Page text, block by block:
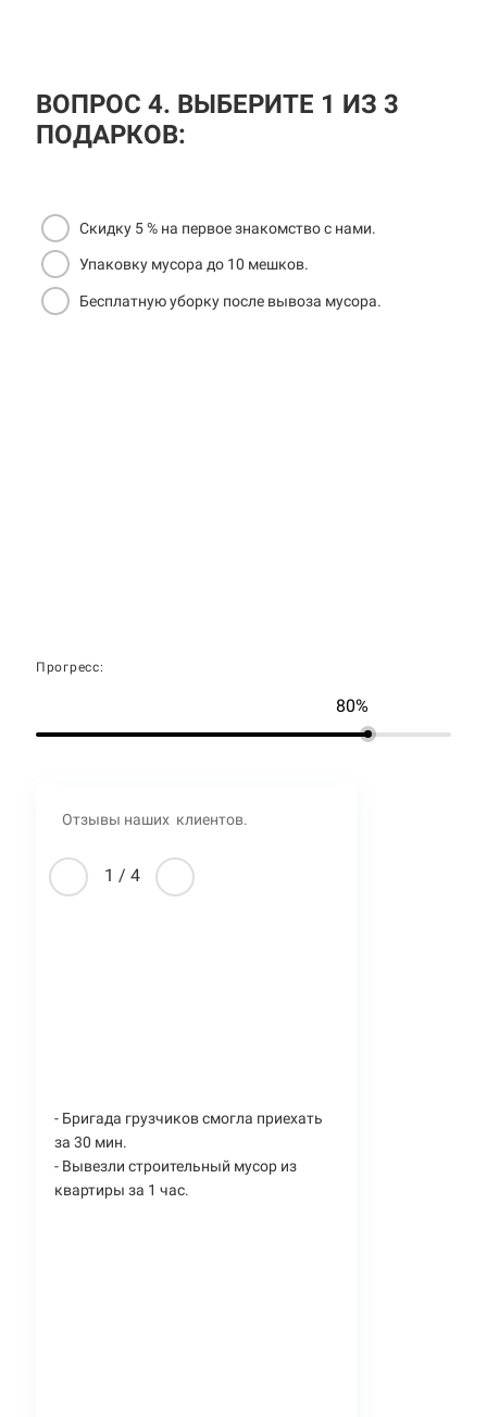
ВОПРОС 4. ВЫБЕРИТЕ 1 ИЗ 3
ПОДАРКОВ:
Скидку 5 % на первое знакомство с нами.
Упаковку мусора до 10 мешков.
Бесплатную уборку после вывоза мусора.
Прогресс:
80%
Отзывы наших клиентов.
1 / 4
- Бригада грузчиков смогла приехать
за 30 мин.
- Вывезли строительный мусор из
квартиры за 1 час.